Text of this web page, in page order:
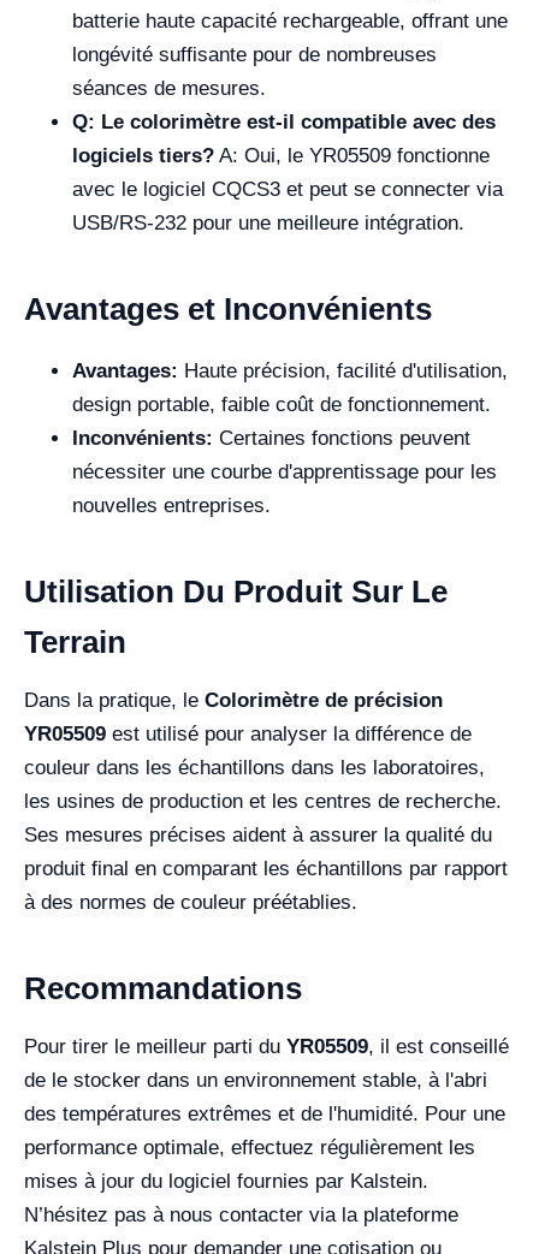
batterie haute capacité rechargeable, offrant une
longévité suffisante pour de nombreuses
séances de mesures.
Q: Le colorimètre est-il compatible avec des
logiciels tiers? A: Oui, le YR05509 fonctionne
avec le logiciel CQCS3 et peut se connecter via
USB/RS-232 pour une meilleure intégration.
Avantages et Inconvénients
Avantages: Haute précision, facilité d'utilisation,
design portable, faible coût de fonctionnement.
Inconvénients: Certaines fonctions peuvent
nécessiter une courbe d'apprentissage pour les
nouvelles entreprises.
Utilisation Du Produit Sur Le
Terrain
Dans la pratique, le Colorimètre de précision
YR05509 est utilisé pour analyser la différence de
couleur dans les échantillons dans les laboratoires,
les usines de production et les centres de recherche.
Ses mesures précises aident à assurer la qualité du
produit final en comparant les échantillons par rapport
à des normes de couleur préétablies.
Recommandations
Pour tirer le meilleur parti du YR05509, il est conseillé
de le stocker dans un environnement stable, à l'abri
des températures extrêmes et de l'humidité. Pour une
performance optimale, effectuez régulièrement les
mises à jour du logiciel fournies par Kalstein.
N’hésitez pas à nous contacter via la plateforme
Kalstein Plus pour demander une cotisation ou